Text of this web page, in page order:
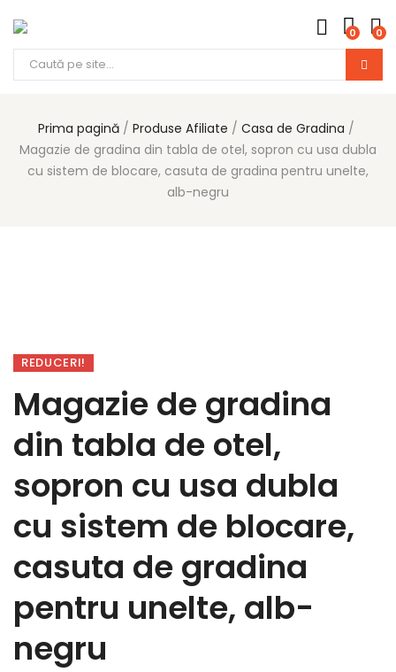
0 0
Products
Prima pagină
Produse Afiliate
Casa de Gradina
Magazie de gradina din tabla de otel, sopron cu usa dubla
cu sistem de blocare, casuta de gradina pentru unelte,
alb-negru
REDUCERI!
Magazie de gradina
din tabla de otel,
sopron cu usa dubla
cu sistem de blocare,
casuta de gradina
pentru unelte, alb-
negru